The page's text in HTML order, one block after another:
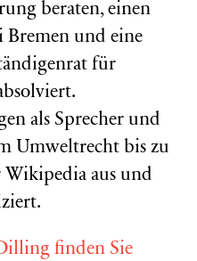
beraten, einen
Bremen und eine
für
als Sprecher und
Umweltrecht bis zu
aus und
finden Sie